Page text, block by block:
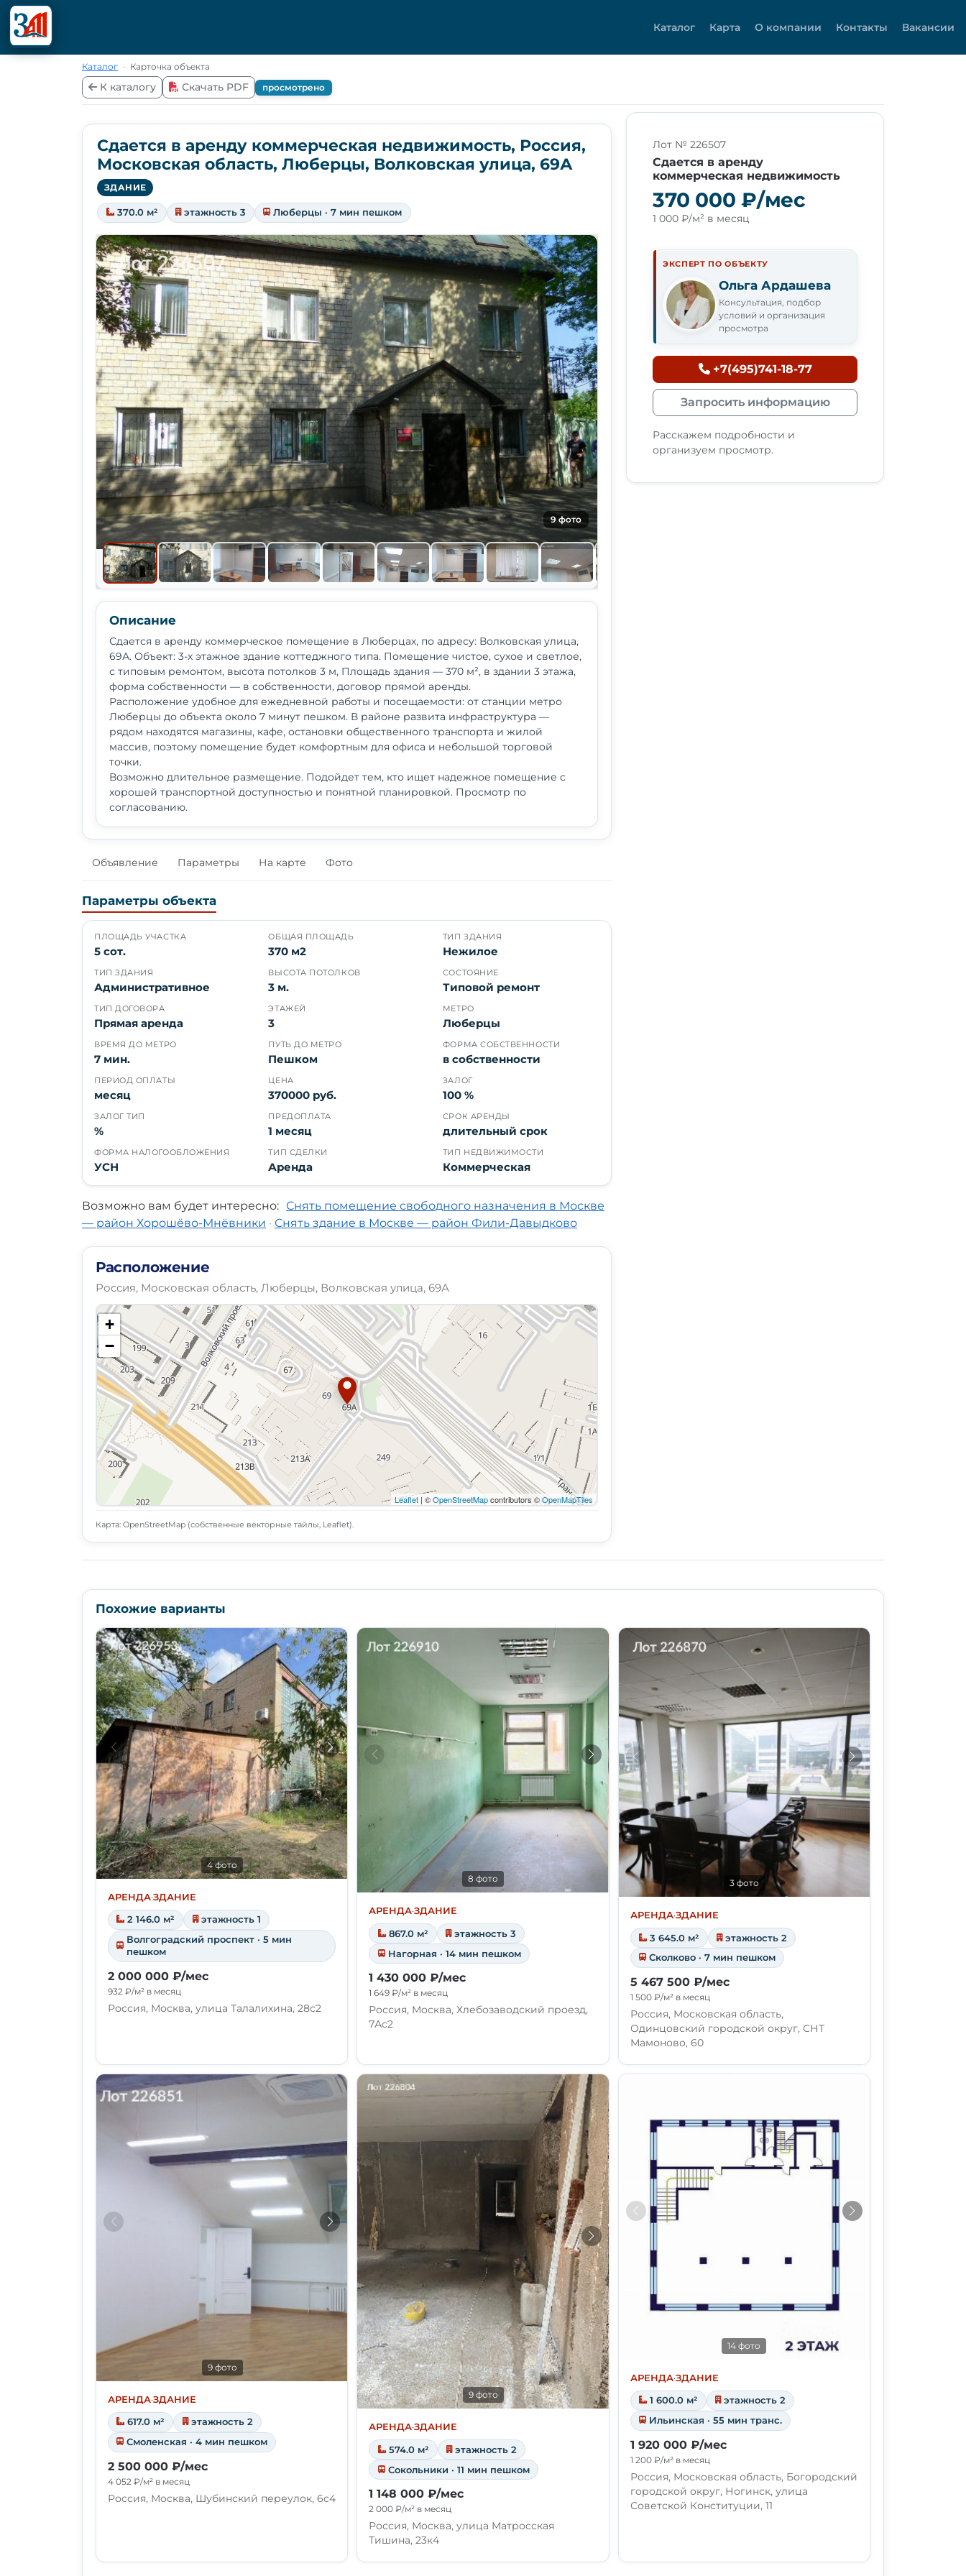
Каталог Карта О компании Контакты Вакансии
Каталог · Карточка объекта
К каталогу Скачать PDF просмотрено
Сдается в аренду коммерческая недвижимость, Россия,
Московская область, Люберцы, Волковская улица, 69А
ЗДАНИЕ
370.0 м² этажность 3 Люберцы · 7 мин пешком
9 фото
Описание
Сдается в аренду коммерческое помещение в Люберцах, по адресу: Волковская улица,
69А. Объект: 3-х этажное здание коттеджного типа. Помещение чистое, сухое и светлое,
с типовым ремонтом, высота потолков 3 м, Площадь здания — 370 м², в здании 3 этажа,
форма собственности — в собственности, договор прямой аренды.
Расположение удобное для ежедневной работы и посещаемости: от станции метро
Люберцы до объекта около 7 минут пешком. В районе развита инфраструктура —
рядом находятся магазины, кафе, остановки общественного транспорта и жилой
массив, поэтому помещение будет комфортным для офиса и небольшой торговой
точки.
Возможно длительное размещение. Подойдет тем, кто ищет надежное помещение с
хорошей транспортной доступностью и понятной планировкой. Просмотр по
согласованию.
Объявление Параметры На карте Фото
Параметры объекта
ПЛОЩАДЬ УЧАСТКА
5 сот.
ОБЩАЯ ПЛОЩАДЬ
370 м2
ТИП ЗДАНИЯ
Нежилое
ТИП ЗДАНИЯ
Административное
ВЫСОТА ПОТОЛКОВ
3 м.
СОСТОЯНИЕ
Типовой ремонт
ТИП ДОГОВОРА
Прямая аренда
ЭТАЖЕЙ
3
МЕТРО
Люберцы
ВРЕМЯ ДО МЕТРО
7 мин.
ПУТЬ ДО МЕТРО
Пешком
ФОРМА СОБСТВЕННОСТИ
в собственности
ПЕРИОД ОПЛАТЫ
месяц
ЦЕНА
370000 руб.
ЗАЛОГ
100 %
ЗАЛОГ ТИП
%
ПРЕДОПЛАТА
1 месяц
СРОК АРЕНДЫ
длительный срок
ФОРМА НАЛОГООБЛОЖЕНИЯ
УСН
ТИП СДЕЛКИ
Аренда
ТИП НЕДВИЖИМОСТИ
Коммерческая
Возможно вам будет интересно: Снять помещение свободного назначения в Москве
— район Хорошёво-Мнёвники · Снять здание в Москве — район Фили-Давыдково
Расположение
Россия, Московская область, Люберцы, Волковская улица, 69А
+
−
Leaflet | ©OpenStreetMapcontributors ©OpenMapTiles
Карта: OpenStreetMap (собственные векторные тайлы, Leaflet).
Лот № 226507
Сдается в аренду
коммерческая недвижимость
370 000 ₽/мес
1 000 ₽/м² в месяц
ЭКСПЕРТ ПО ОБЪЕКТУ
Ольга Ардашева
Консультация, подбор
условий и организация
просмотра
+7(495)741-18-77
Запросить информацию
Расскажем подробности и
организуем просмотр.
Похожие варианты
4 фото
АРЕНДА·ЗДАНИЕ
2 146.0 м²
этажность 1
Волгоградский проспект · 5 мин
пешком
2 000 000 ₽/мес
932 ₽/м² в месяц
Россия, Москва, улица Талалихина, 28с2
8 фото
АРЕНДА·ЗДАНИЕ
867.0 м²
этажность 3
Нагорная · 14 мин пешком
1 430 000 ₽/мес
1 649 ₽/м² в месяц
Россия, Москва, Хлебозаводский проезд,
7Ас2
3 фото
АРЕНДА·ЗДАНИЕ
3 645.0 м²
этажность 2
Сколково · 7 мин пешком
5 467 500 ₽/мес
1 500 ₽/м² в месяц
Россия, Московская область,
Одинцовский городской округ, СНТ
Мамоново, 60
9 фото
АРЕНДА·ЗДАНИЕ
617.0 м²
этажность 2
Смоленская · 4 мин пешком
2 500 000 ₽/мес
4 052 ₽/м² в месяц
Россия, Москва, Шубинский переулок, 6с4
9 фото
АРЕНДА·ЗДАНИЕ
574.0 м²
этажность 2
Сокольники · 11 мин пешком
1 148 000 ₽/мес
2 000 ₽/м² в месяц
Россия, Москва, улица Матросская
Тишина, 23к4
14 фото
АРЕНДА·ЗДАНИЕ
1 600.0 м²
этажность 2
Ильинская · 55 мин транс.
1 920 000 ₽/мес
1 200 ₽/м² в месяц
Россия, Московская область, Богородский
городской округ, Ногинск, улица
Советской Конституции, 11